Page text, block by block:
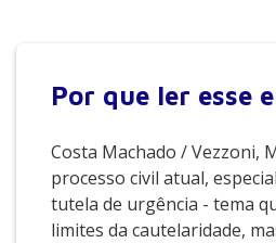
Por que ler esse
Costa Machado / Vezzoni,
processo civil atual,
tutela de urgência - tema
limites da cautelaridade,